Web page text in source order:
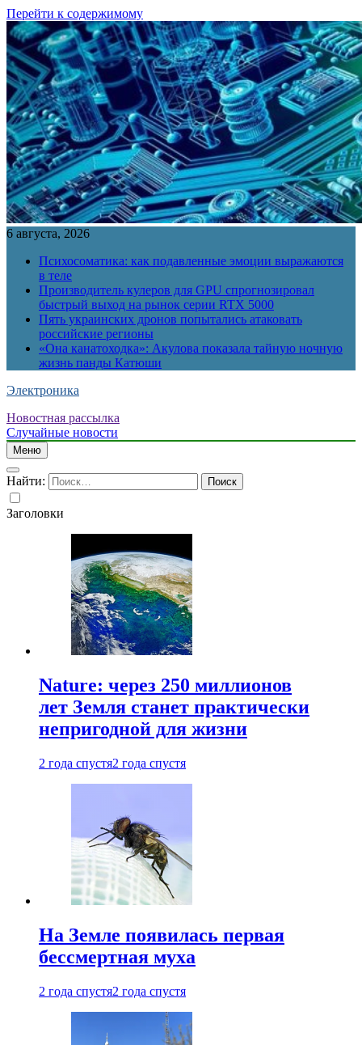
Перейти к содержимому
6 августа, 2026
Психосоматика: как подавленные эмоции выражаются
в теле
Производитель кулеров для GPU спрогнозировал
быстрый выход на рынок серии RTX 5000
Пять украинских дронов попытались атаковать
российские регионы
«Она канатоходка»: Акулова показала тайную ночную
жизнь панды Катюши
Электроника
Новостная рассылка
Случайные новости
Меню
Найти:
Заголовки
Nature: через 250 миллионов
лет Земля станет практически
непригодной для жизни
2 года спустя2 года спустя
На Земле появилась первая
бессмертная муха
2 года спустя2 года спустя